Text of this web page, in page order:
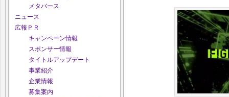
メタバース
ニュース
広報ＰＲ
キャンペーン情報
スポンサー情報
タイトルアップデート
事業紹介
企業情報
募集案内